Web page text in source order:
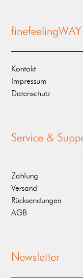
finefeelingWAY
Kontakt
Impressum
Datenschutz
Service &
Zahlung
Versand
Rücksendungen
AGB
Newsletter